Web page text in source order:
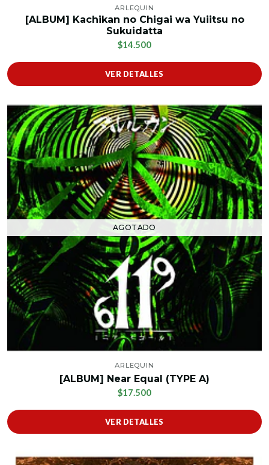
ARLEQUIN
[ALBUM] Kachikan no Chigai wa Yuiitsu no
Sukuidatta
$14.500
VER DETALLES
AGOTADO
ARLEQUIN
[ALBUM] Near Equal (TYPE A)
$17.500
VER DETALLES